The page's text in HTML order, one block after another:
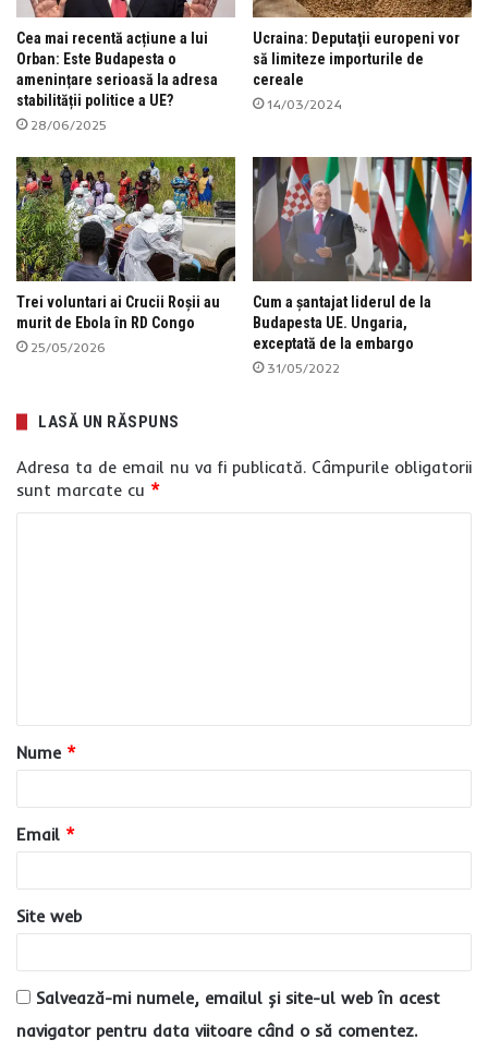
Cea mai recentă acțiune a lui
Orban: Este Budapesta o
amenințare serioasă la adresa
stabilității politice a UE?
28/06/2025
Ucraina: Deputaţii europeni vor
să limiteze importurile de
cereale
14/03/2024
Trei voluntari ai Crucii Roșii au
murit de Ebola în RD Congo
25/05/2026
Cum a șantajat liderul de la
Budapesta UE. Ungaria,
exceptată de la embargo
31/05/2022
LASĂ UN RĂSPUNS
Adresa ta de email nu va fi publicată. Câmpurile obligatorii
sunt marcate cu *
a
r
*
Nume *
Email *
Site web
Salvează-mi numele, emailul și site-ul web în acest
navigator pentru data viitoare când o să comentez.